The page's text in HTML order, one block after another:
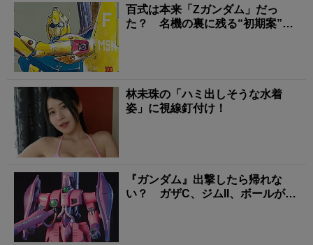
百式は本来「Zガンダム」だっ
た？ 名機の裏に残る“初期案”の
林未珠の「ハミ出しそうな水着
姿」に視線釘付け！
『ガンダム』出撃したら帰れな
い？ ガザC、ジムII、ボールが背